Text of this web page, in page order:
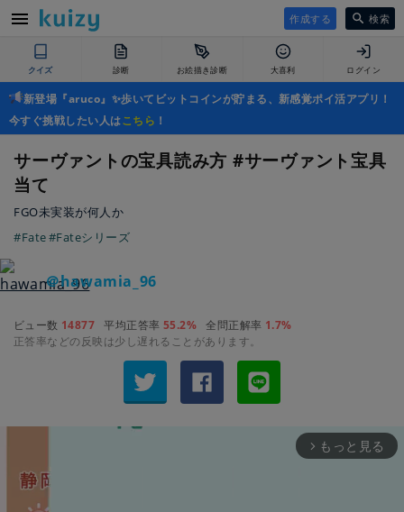
作成する 検索
クイズ 診断 お絵描き診断 大喜利 ログイン
新登場『aruco』✨歩いてビットコインが貯まる、新感覚ポイ活アプリ！
今すぐ挑戦したい人はこちら ！
サーヴァントの宝具読み方 #サーヴァント宝具
当て
FGO未実装が何人か
#Fate#Fateシリーズ
＠hawamia_96
ビュー数 14877 平均正答率 55.2% 全問正解率 1.7%
正答率などの反映は少し遅れることがあります。
arrow_forward_ios もっと見る